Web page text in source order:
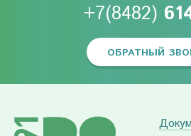
+7(8482)
ОБРАТНЫЙ